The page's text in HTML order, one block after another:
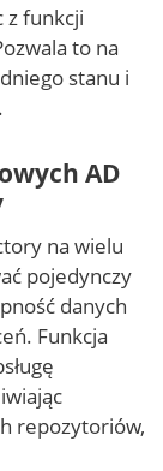
z funkcji
to na
stanu i
AD
na wielu
pojedynczy
danych
Funkcja
repozytoriów,